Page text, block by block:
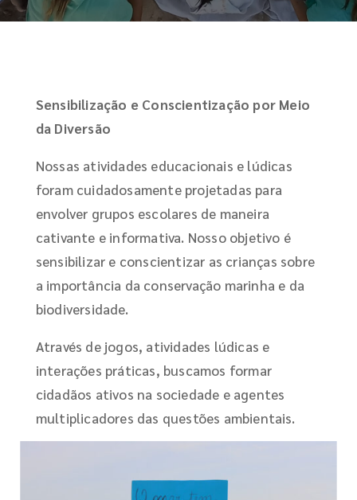
Sensibilização e Conscientização por Meio
da Diversão
Nossas atividades educacionais e lúdicas
foram cuidadosamente projetadas para
envolver grupos escolares de maneira
cativante e informativa. Nosso objetivo é
sensibilizar e conscientizar as crianças sobre
a importância da conservação marinha e da
biodiversidade.
Através de jogos, atividades lúdicas e
interações práticas, buscamos formar
cidadãos ativos na sociedade e agentes
multiplicadores das questões ambientais.